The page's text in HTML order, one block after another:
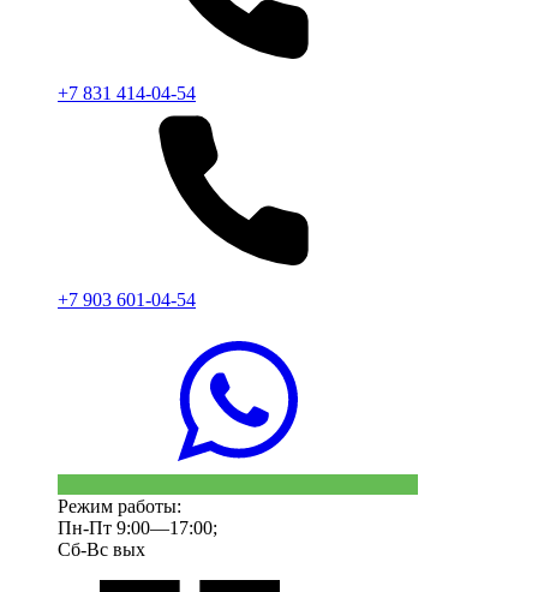
+7 831 414-04-54
+7 903 601-04-54
Режим работы:
Пн-Пт 9:00—17:00;
Сб-Вс вых